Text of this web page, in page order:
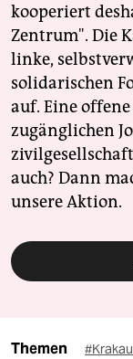
kooperiert
Zentrum". Die
linke,
solidarischen
auf. Eine
zugänglichen
auch? Dann
unsere Aktion.
Themen #Krakau